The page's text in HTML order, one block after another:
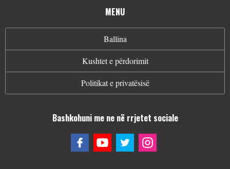
MENU
Ballina
Kushtet e përdorimit
Politikat e privatësisë
Bashkohuni me ne në rrjetet sociale